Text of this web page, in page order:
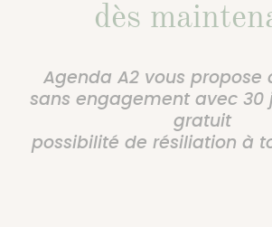
dès
Agenda A2 vous propose
sans engagement avec 30
gratuit
possibilité de résiliation à